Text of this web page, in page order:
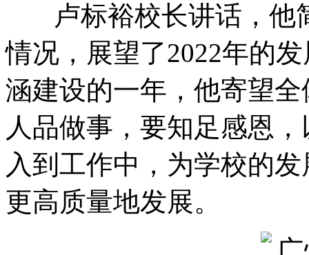
卢标裕校长讲话，他
情况，展望了2022年的
涵建设的一年，他寄望
人品做事，要知足感恩
入到工作中，为学校的
更高质量地发展。